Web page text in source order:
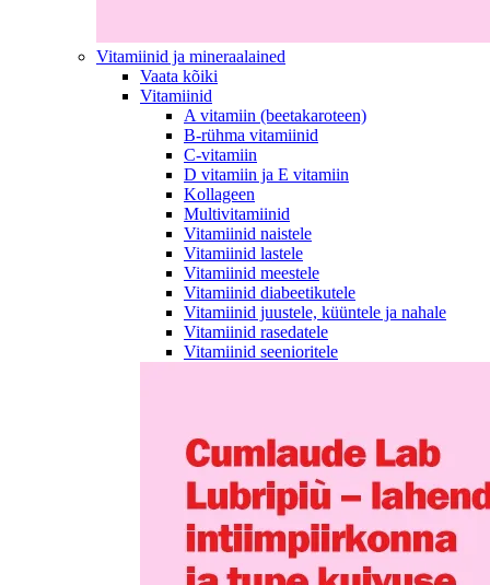
Vitamiinid ja mineraalained
Vaata kõiki
Vitamiinid
A vitamiin (beetakaroteen)
B-rühma vitamiinid
C-vitamiin
D vitamiin ja E vitamiin
Kollageen
Multivitamiinid
Vitamiinid naistele
Vitamiinid lastele
Vitamiinid meestele
Vitamiinid diabeetikutele
Vitamiinid juustele, küüntele ja nahale
Vitamiinid rasedatele
Vitamiinid seenioritele